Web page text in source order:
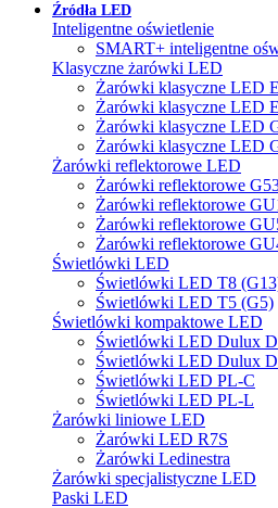
Źródła LED
Inteligentne oświetlenie
SMART+ inteligentne
Klasyczne żarówki LED
Żarówki klasyczne LED
Żarówki klasyczne LED
Żarówki klasyczne LED
Żarówki klasyczne LED
Żarówki reflektorowe LED
Żarówki reflektorowe
Żarówki reflektorowe
Żarówki reflektorowe
Żarówki reflektorowe
Świetlówki LED
Świetlówki LED T8
Świetlówki LED T5 (G5)
Świetlówki kompaktowe LED
Świetlówki LED Dulux D
Świetlówki LED Dulux
Świetlówki LED PL-C
Świetlówki LED PL-L
Żarówki liniowe LED
Żarówki LED R7S
Żarówki Ledinestra
Żarówki specjalistyczne LED
Paski LED